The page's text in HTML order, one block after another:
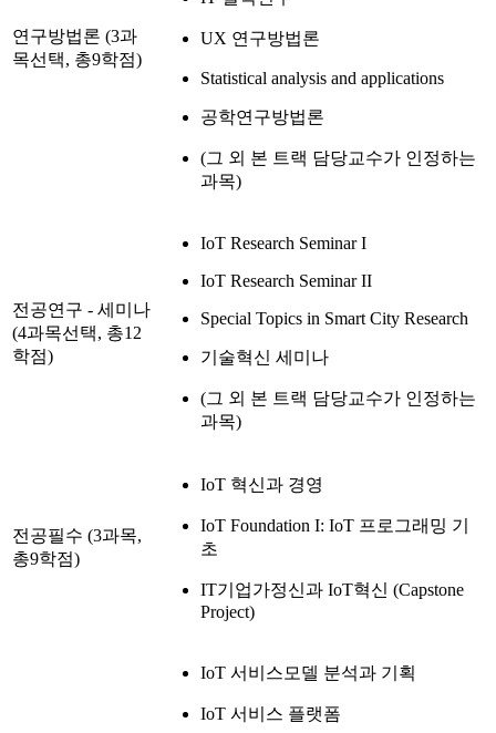
연구방법론 (3과
목선택, 총9학점)
UX 연구방법론
Statistical analysis and applications
공학연구방법론
(그 외 본 트랙 담당교수가 인정하는
과목)
전공연구 - 세미나
(4과목선택, 총12
학점)
IoT Research Seminar I
IoT Research Seminar II
Special Topics in Smart City Research
기술혁신 세미나
(그 외 본 트랙 담당교수가 인정하는
과목)
전공필수 (3과목,
총9학점)
IoT 혁신과 경영
IoT Foundation I: IoT 프로그래밍 기
초
IT기업가정신과 IoT혁신 (Capstone
Project)
IoT 서비스모델 분석과 기획
IoT 서비스 플랫폼